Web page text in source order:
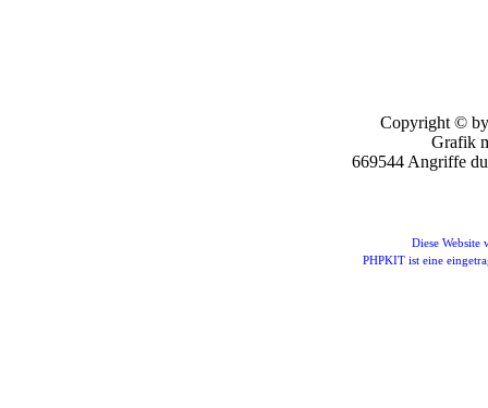
Copyright © by
Grafik
669544 Angriffe
Diese Website
PHPKIT ist eine